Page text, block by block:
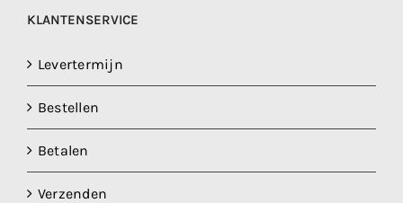
KLANTENSERVICE
Levertermijn
Bestellen
Betalen
Verzenden